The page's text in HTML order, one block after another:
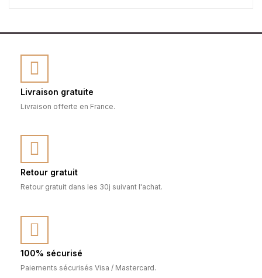
Livraison gratuite
Livraison offerte en France.
Retour gratuit
Retour gratuit dans les 30j suivant l'achat.
100% sécurisé
Paiements sécurisés Visa / Mastercard.